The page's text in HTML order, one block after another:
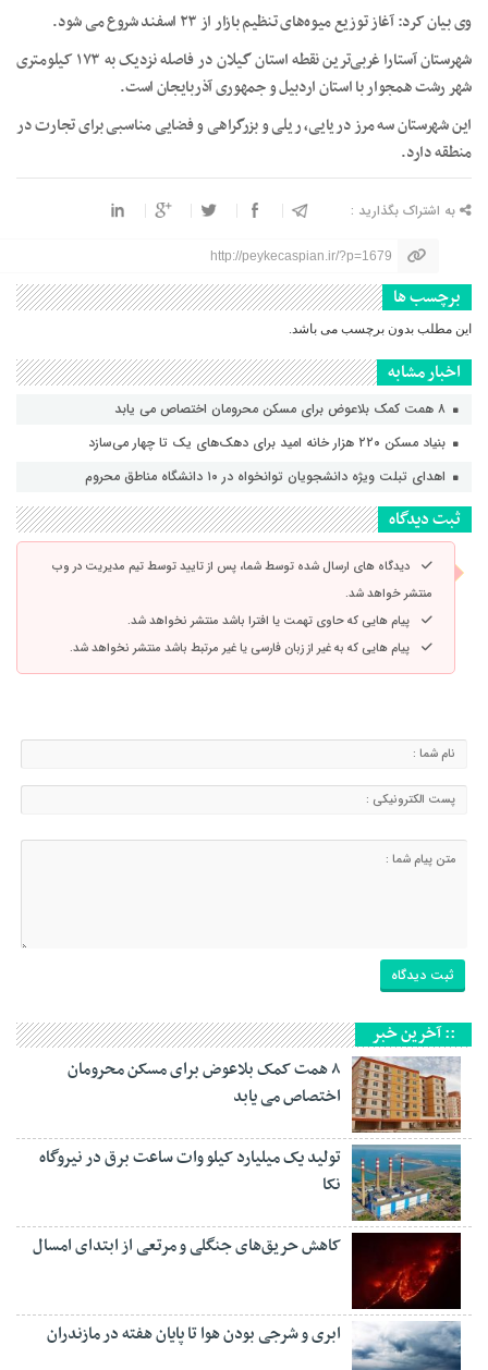
وی بیان کرد: آغاز توزیع میوه‌های تنظیم بازار از ۲۳ اسفند شروع می شود.
شهرستان آستارا غربی‌ترین نقطه استان گیلان در فاصله نزدیک به ۱۷۳ کیلومتری
شهر رشت همجوار با استان اردبیل و جمهوری آذربایجان است.
این شهرستان سه مرز دریایی، ریلی و بزرگراهی و فضایی مناسبی برای تجارت در
منطقه دارد.
به اشتراک بگذارید :
http://peykecaspian.ir/?p=1679
برچسب ها
این مطلب بدون برچسب می باشد.
اخبار مشابه
بنیاد مسکن ۲۲۰ هزار خانه امید برای دهک‌های یک تا چهار می‌سازد
اهدای تبلت ویژه دانشجویان توانخواه در ۱۰ دانشگاه مناطق محروم
ثبت دیدگاه
دیدگاه های ارسال شده توسط شما، پس از تایید توسط تیم مدیریت در وب
منتشر خواهد شد.
پیام هایی که حاوی تهمت یا افترا باشد منتشر نخواهد شد.
پیام هایی که به غیر از زبان فارسی یا غیر مرتبط باشد منتشر نخواهد شد.
:: آخرین خبر
۸ همت کمک بلاعوض برای مسکن محرومان
اختصاص می یابد
تولید یک میلیارد کیلو وات ساعت برق در نیروگاه
نکا
کاهش حریق‌های جنگلی و مرتعی از ابتدای امسال
ابری و شرجی بودن هوا تا پایان هفته در مازندران